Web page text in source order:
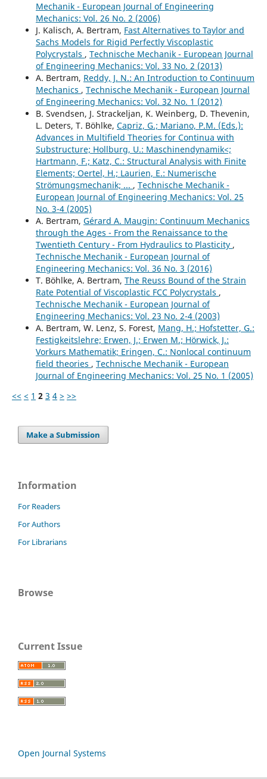
Mechanik - European Journal of Engineering
Mechanics: Vol. 26 No. 2 (2006)
J. Kalisch, A. Bertram, Fast Alternatives to Taylor and
Sachs Models for Rigid Perfectly Viscoplastic
Polycrystals , Technische Mechanik - European Journal
of Engineering Mechanics: Vol. 33 No. 2 (2013)
A. Bertram, Reddy, J. N.: An Introduction to Continuum
Mechanics , Technische Mechanik - European Journal
of Engineering Mechanics: Vol. 32 No. 1 (2012)
B. Svendsen, J. Strackeljan, K. Weinberg, D. Thevenin,
L. Deters, T. Böhlke, Capriz, G.; Mariano, P.M. (Eds.):
Advances in Multifield Theories for Continua with
Substructure; Hollburg, U.: Maschinendynamik<;
Hartmann, F.; Katz, C.: Structural Analysis with Finite
Elements; Oertel, H.; Laurien, E.: Numerische
Strömungsmechanik; ... , Technische Mechanik -
European Journal of Engineering Mechanics: Vol. 25
No. 3-4 (2005)
A. Bertram, Gérard A. Maugin: Continuum Mechanics
through the Ages - From the Renaissance to the
Twentieth Century - From Hydraulics to Plasticity ,
Technische Mechanik - European Journal of
Engineering Mechanics: Vol. 36 No. 3 (2016)
T. Böhlke, A. Bertram, The Reuss Bound of the Strain
Rate Potential of Viscoplastic FCC Polycrystals ,
Technische Mechanik - European Journal of
Engineering Mechanics: Vol. 23 No. 2-4 (2003)
A. Bertram, W. Lenz, S. Forest, Mang, H.; Hofstetter, G.:
Festigkeitslehre; Erwen, J.; Erwen M.; Hörwick, J.:
Vorkurs Mathematik; Eringen, C.: Nonlocal continuum
field theories , Technische Mechanik - European
Journal of Engineering Mechanics: Vol. 25 No. 1 (2005)
<< < 1 2 3 4 > >>
Make a Submission
Information
For Readers
For Authors
For Librarians
Browse
Current Issue
Open Journal Systems